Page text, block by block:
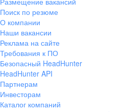
Поиск по резюме
О компании
Наши вакансии
Реклама на сайте
Требования к ПО
Безопасный HeadHunter
HeadHunter API
Партнерам
Инвесторам
Каталог компаний